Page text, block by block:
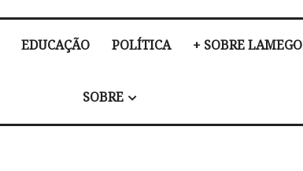
EDUCAÇÃO POLÍTICA + SOBRE LAMEGO
SOBRE